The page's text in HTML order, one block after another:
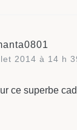
2014 à 14 h
ce superbe